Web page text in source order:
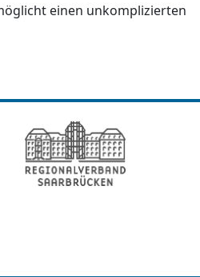
einen unkomplizierten